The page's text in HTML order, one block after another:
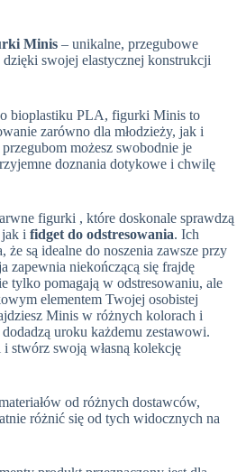
Minis – unikalne, przegubowe
swojej elastycznej konstrukcji
bioplastiku PLA, figurki Minis to
zarówno dla młodzieży, jak i
możesz swobodnie je
doznania dotykowe i chwilę
figurki , które doskonale sprawdzą
jak i fidget do odstresowania. Ich
są idealne do noszenia zawsze przy
zapewnia niekończącą się frajdę
tylko pomagają w odstresowaniu, ale
elementem Twojej osobistej
Minis w różnych kolorach i
uroku każdemu zestawowi.
stwórz swoją własną kolekcję
od różnych dostawców,
różnić się od tych widocznych na